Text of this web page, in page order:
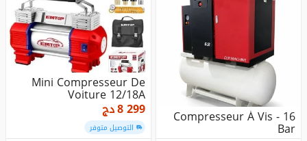
Compresseur À Vis - 16
Bar
Mini Compresseur De
Voiture 12/18A
8 299دج
التوصيل متوفر